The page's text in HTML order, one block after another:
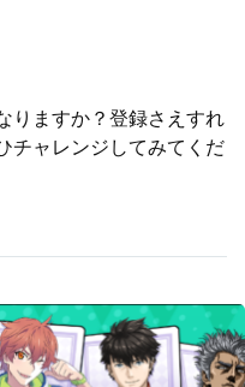
りますか？登録さえすれ
チャレンジしてみてくだ